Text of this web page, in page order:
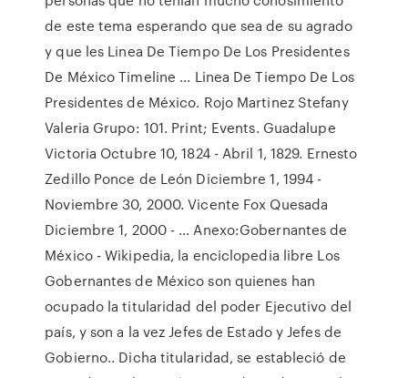
de este tema esperando que sea de su agrado
y que les Linea De Tiempo De Los Presidentes
De México Timeline ... Linea De Tiempo De Los
Presidentes de México. Rojo Martinez Stefany
Valeria Grupo: 101. Print; Events. Guadalupe
Victoria Octubre 10, 1824 - Abril 1, 1829. Ernesto
Zedillo Ponce de León Diciembre 1, 1994 -
Noviembre 30, 2000. Vicente Fox Quesada
Diciembre 1, 2000 - … Anexo:Gobernantes de
México - Wikipedia, la enciclopedia libre Los
Gobernantes de México son quienes han
ocupado la titularidad del poder Ejecutivo del
país, y son a la vez Jefes de Estado y Jefes de
Gobierno.. Dicha titularidad, se estableció de